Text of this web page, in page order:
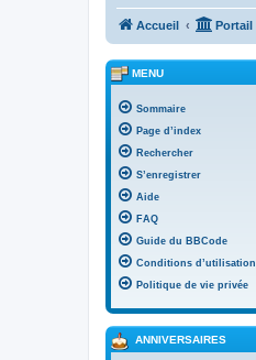
Accueil Portail
MENU
Sommaire
Page d’index
Rechercher
S’enregistrer
Aide
FAQ
Guide du BBCode
Conditions d’utilisation
Politique de vie privée
ANNIVERSAIRES